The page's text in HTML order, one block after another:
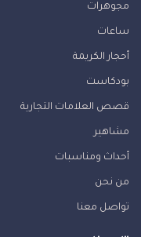
مجوهرات
ساعات
أحجار الكريمة
بودكاست
قصص العلامات التجارية
مشاهير
أحداث ومناسبات
من نحن
تواصل معنا